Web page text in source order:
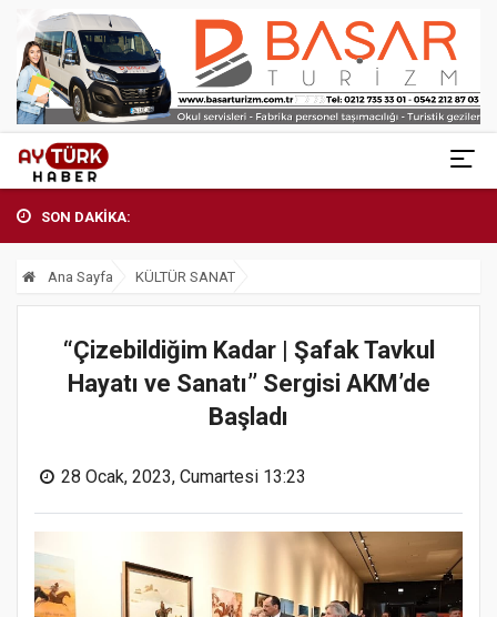
SON DAKİKA:
Ana Sayfa KÜLTÜR SANAT
“Çizebildiğim Kadar | Şafak Tavkul
Hayatı ve Sanatı’’ Sergisi AKM’de
Başladı
28 Ocak, 2023, Cumartesi 13:23